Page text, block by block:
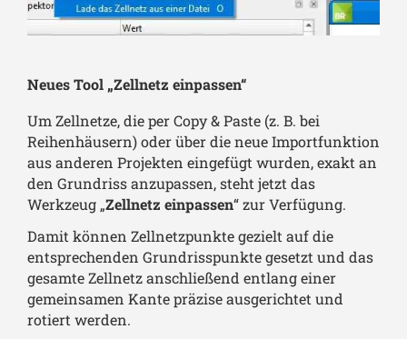
Neues Tool „Zellnetz einpassen“
Um Zellnetze, die per Copy & Paste (z. B. bei
Reihenhäusern) oder über die neue Importfunktion
aus anderen Projekten eingefügt wurden, exakt an
den Grundriss anzupassen, steht jetzt das
Werkzeug „Zellnetz einpassen“ zur Verfügung.
Damit können Zellnetzpunkte gezielt auf die
entsprechenden Grundrisspunkte gesetzt und das
gesamte Zellnetz anschließend entlang einer
gemeinsamen Kante präzise ausgerichtet und
rotiert werden.